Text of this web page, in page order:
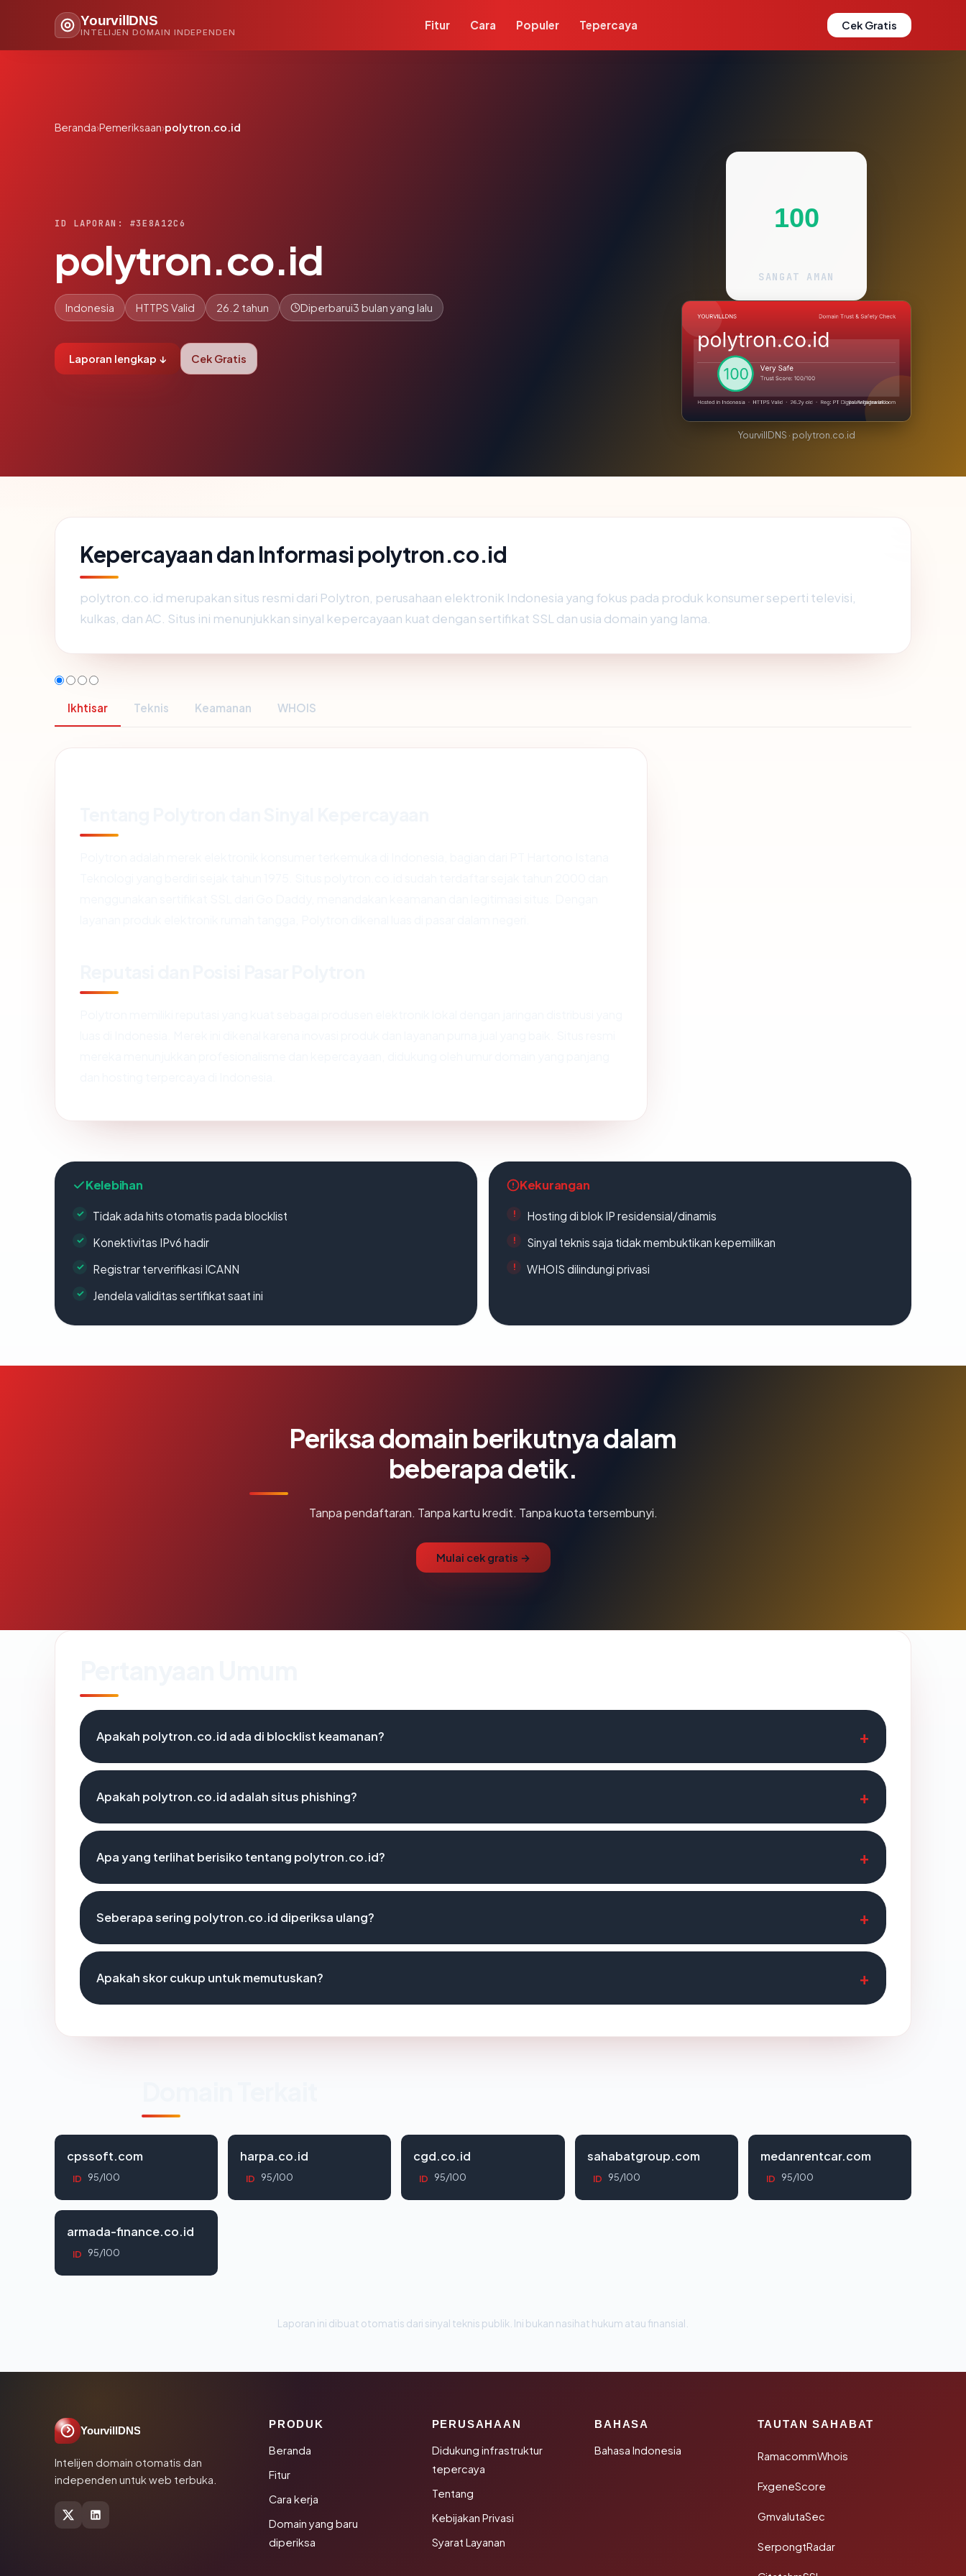
YourvillDNS
INTELIJEN DOMAIN INDEPENDEN
Fitur Cara Populer Tepercaya Cek Gratis
Beranda›Pemeriksaan›polytron.co.id
ID LAPORAN: #3E8A12C6
polytron.co.id
Indonesia HTTPS Valid 26.2 tahun Diperbarui3 bulan yang lalu
Laporan lengkap ↓ Cek Gratis
100
SANGAT AMAN
YourvillDNS · polytron.co.id
Kepercayaan dan Informasi polytron.co.id
polytron.co.id merupakan situs resmi dari Polytron, perusahaan elektronik Indonesia yang fokus pada produk konsumer seperti televisi,
kulkas, dan AC. Situs ini menunjukkan sinyal kepercayaan kuat dengan sertifikat SSL dan usia domain yang lama.
Ikhtisar Teknis Keamanan WHOIS
Kelebihan
Tidak ada hits otomatis pada blocklist
Konektivitas IPv6 hadir
Registrar terverifikasi ICANN
Jendela validitas sertifikat saat ini
Kekurangan
Hosting di blok IP residensial/dinamis
Sinyal teknis saja tidak membuktikan kepemilikan
WHOIS dilindungi privasi
Periksa domain berikutnya dalam
beberapa detik.
Tanpa pendaftaran. Tanpa kartu kredit. Tanpa kuota tersembunyi.
Mulai cek gratis →
Apakah polytron.co.id ada di blocklist keamanan?
Apakah polytron.co.id adalah situs phishing?
Apa yang terlihat berisiko tentang polytron.co.id?
Seberapa sering polytron.co.id diperiksa ulang?
Apakah skor cukup untuk memutuskan?
cpssoft.com
ID 95/100
harpa.co.id
ID 95/100
cgd.co.id
ID 95/100
sahabatgroup.com
ID 95/100
medanrentcar.com
ID 95/100
armada-finance.co.id
ID 95/100
Laporan ini dibuat otomatis dari sinyal teknis publik. Ini bukan nasihat hukum atau finansial.
YourvillDNS
Intelijen domain otomatis dan
independen untuk web terbuka.
PRODUK
Beranda
Fitur
Cara kerja
Domain yang baru
diperiksa
PERUSAHAAN
Didukung infrastruktur
tepercaya
Tentang
Kebijakan Privasi
Syarat Layanan
BAHASA
Bahasa Indonesia
TAUTAN SAHABAT
RamacommWhois
FxgeneScore
GmvalutaSec
SerpongtRadar